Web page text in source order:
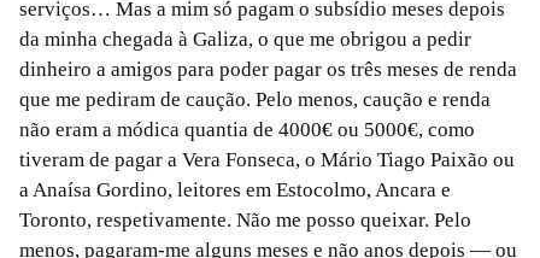
serviços… Mas a mim só pagam o subsídio meses depois
da minha chegada à Galiza, o que me obrigou a pedir
dinheiro a amigos para poder pagar os três meses de renda
que me pediram de caução. Pelo menos, caução e renda
não eram a módica quantia de 4000€ ou 5000€, como
tiveram de pagar a Vera Fonseca, o Mário Tiago Paixão ou
a Anaísa Gordino, leitores em Estocolmo, Ancara e
Toronto, respetivamente. Não me posso queixar. Pelo
menos, pagaram-me alguns meses e não anos depois — ou